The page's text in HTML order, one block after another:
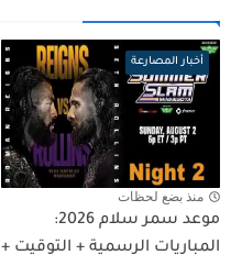
أخبار المصارعة
منذ بضع لحظات
موعد سمر سلام 2026:
المباريات الرسمية + التوقيت +